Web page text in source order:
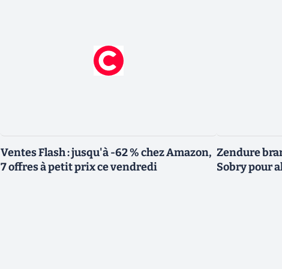
Ventes Flash : jusqu'à -62 % chez Amazon,
7 offres à petit prix ce vendredi
Zendure
Sobry pour